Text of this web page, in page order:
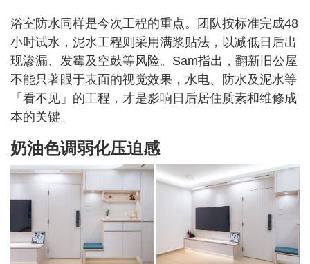
浴室防水同样是今次工程的重点。团队按标准完成48
小时试水，泥水工程则采用满浆贴法，以减低日后出
现渗漏、发霉及空鼓等风险。Sam指出，翻新旧公屋
不能只著眼于表面的视觉效果，水电、防水及泥水等
「看不见」的工程，才是影响日后居住质素和维修成
本的关键。
奶油色调弱化压迫感